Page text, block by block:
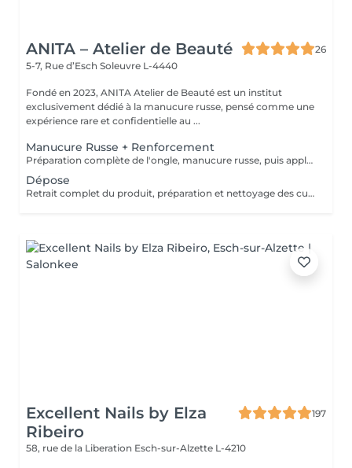
ANITA – Atelier de Beauté
26
5-7, Rue d’Esch Soleuvre L-4440
Fondé en 2023, ANITA Atelier de Beauté est un institut
exclusivement dédié à la manucure russe, pensé comme une
expérience rare et confidentielle au ...
Manucure Russe + Renforcement
Préparation complète de l'ongle, manucure russe, puis application d'un renfort avec base teintée couleur naturelle pour solidifier la plaque, unifier l'ongle et améliorer la tenue.
Dépose
Retrait complet du produit, préparation et nettoyage des cuticules en manucure russe, puis application d'huile pour cuticules et ongles afin de laisser une plaque propre, saine et hydratée.
Excellent Nails by Elza
Ribeiro
197
58, rue de la Liberation Esch-sur-Alzette L-4210